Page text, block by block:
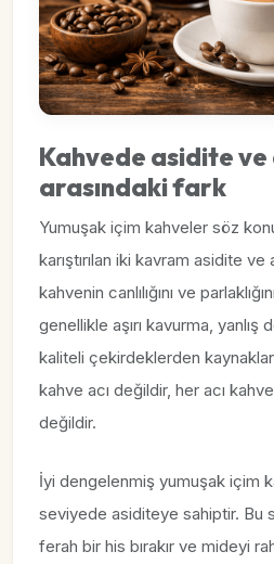
Kahvede asidite ve
arasındaki fark
Yumuşak içim kahveler söz
karıştırılan iki kavram asidite ve
kahvenin canlılığını ve
genellikle aşırı kavurma,
kaliteli çekirdeklerden
kahve acı değildir, her acı
değildir.
İyi dengelenmiş yumuşak içim
seviyede asiditeye sahiptir. Bu
ferah bir his bırakır ve mideyi